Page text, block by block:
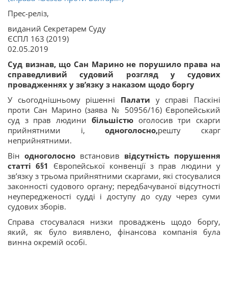
Прес-реліз,
виданий Секретарем Суду
ЄСПЛ 163 (2019)
02.05.2019
Суд визнав, що Сан Марино не порушило права на
справедливий судовий розгляд у судових
провадженнях у зв’язку з наказом щодо боргу
У сьогоднішньому рішенні Палати у справі Паскіні
проти Сан Марино (заява № 50956/16) Європейський
суд з прав людини більшістюоголосив три скарги
прийнятними і,одноголосно,решту скарг
неприйнятними.
Він одноголосно встановив відсутність порушення
статті 6§1
Європейської конвенції з прав людини у
зв’язку з трьома прийнятними скаргами, які стосувалися
законності судового органу; передбачуваної відсутності
неупередженості судді і доступу до суду через суми
судових зборів.
Справа стосувалася низки проваджень щодо боргу,
який, як було виявлено, фінансова компанія була
винна окремій особі.